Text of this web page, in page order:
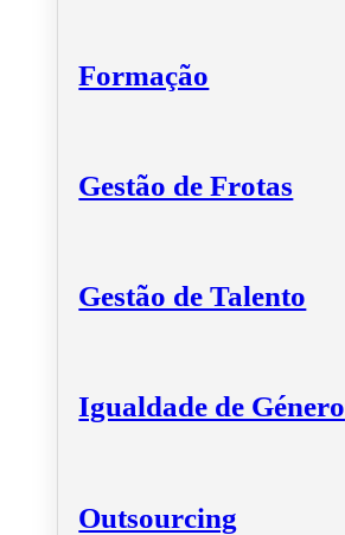
Formação
Gestão de Frotas
Gestão de Talento
Igualdade de Género
Outsourcing